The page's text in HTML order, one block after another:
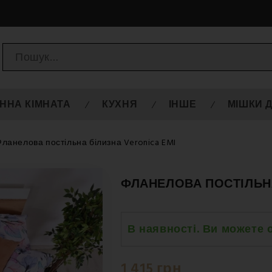
КІМНАТА КУХНЯ ІНШЕ МІШКИ
постільна білизна Veronica EMI
ФЛАНЕЛОВА ПОСТІЛЬНА
В наявності. Ви можете
Вівторок 18.08